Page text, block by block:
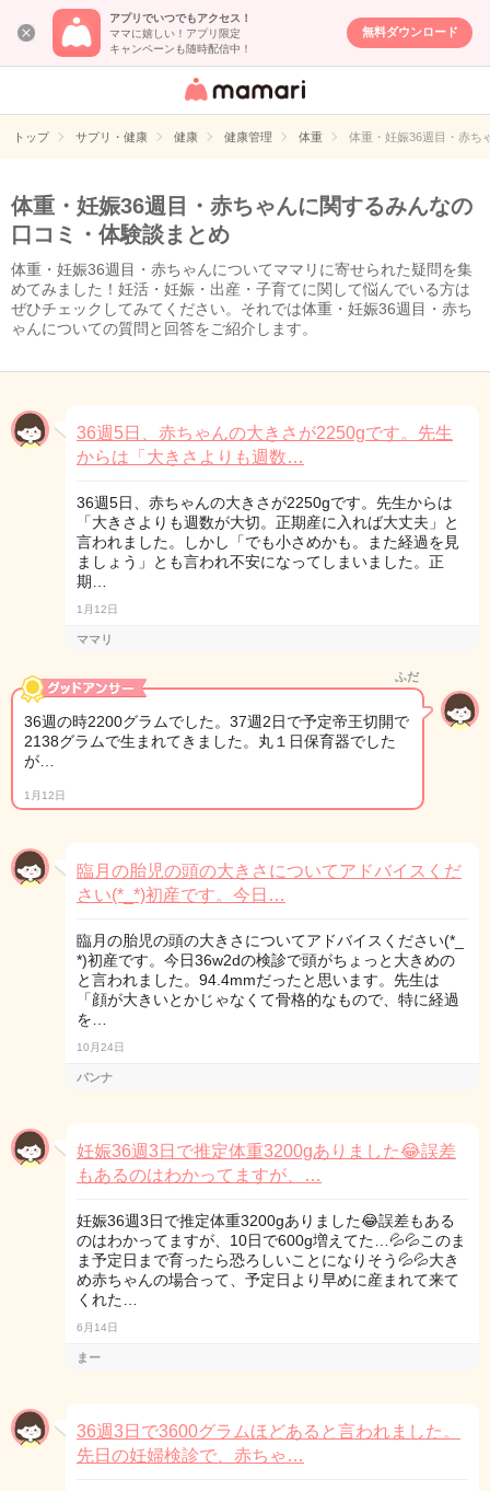
アプリでいつでもアクセス！
ママに嬉しい！アプリ限定
キャンペーンも随時配信中！
無料ダウンロード
女性専用匿名QA
イト
トップ サプリ・健康 健康 健康管理 体重 体重・妊娠36週目・赤ち
体重・妊娠36週目・赤ちゃんに関するみんなの
口コミ・体験談まとめ
体重・妊娠36週目・赤ちゃんについてママリに寄せられた疑問を集
めてみました！妊活・妊娠・出産・子育てに関して悩んでいる方は
ぜひチェックしてみてください。それでは体重・妊娠36週目・赤ち
ゃんについての質問と回答をご紹介します。
36週5日、赤ちゃんの大きさが2250gです。先生
からは「大きさよりも週数…
36週5日、赤ちゃんの大きさが2250gです。先生からは
「大きさよりも週数が大切。正期産に入れば大丈夫」と
言われました。しかし「でも小さめかも。また経過を見
ましょう」とも言われ不安になってしまいました。正
期…
1月12日
ママリ
ふだ
36週の時2200グラムでした。37週2日で予定帝王切開で
2138グラムで生まれてきました。丸１日保育器でした
が…
1月12日
臨月の胎児の頭の大きさについてアドバイスくだ
さい(*_*)初産です。今日…
臨月の胎児の頭の大きさについてアドバイスください(*_
*)初産です。今日36w2dの検診で頭がちょっと大きめの
と言われました。94.4mmだったと思います。先生は
「顔が大きいとかじゃなくて骨格的なもので、特に経過
を…
10月24日
パンナ
妊娠36週3日で推定体重3200gありました😂誤差
もあるのはわかってますが、…
妊娠36週3日で推定体重3200gありました😂誤差もある
のはわかってますが、10日で600g増えてた…💦💦このま
ま予定日まで育ったら恐ろしいことになりそう💦💦大き
め赤ちゃんの場合って、予定日より早めに産まれて来て
くれた…
6月14日
まー
36週3日で3600グラムほどあると言われました。
先日の妊婦検診で、赤ちゃ…